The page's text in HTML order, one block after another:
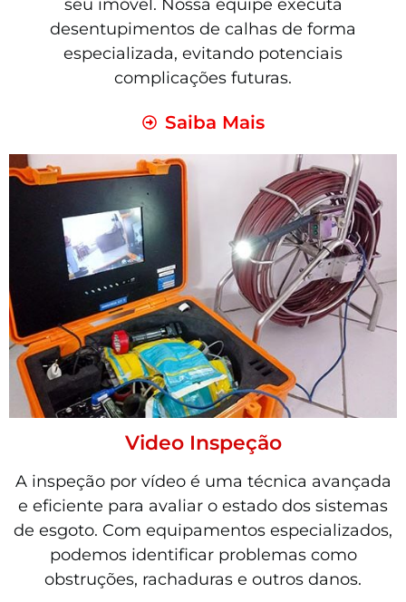
seu imóvel. Nossa equipe executa
desentupimentos de calhas de forma
especializada, evitando potenciais
complicações futuras.
Saiba Mais
Video Inspeção
A inspeção por vídeo é uma técnica avançada
e eficiente para avaliar o estado dos sistemas
de esgoto. Com equipamentos especializados,
podemos identificar problemas como
obstruções, rachaduras e outros danos.